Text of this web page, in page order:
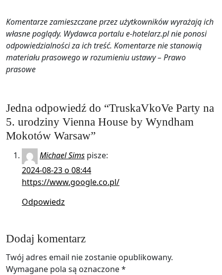
Komentarze zamieszczane przez użytkowników wyrażają ich
własne poglądy. Wydawca portalu e-hotelarz.pl nie ponosi
odpowiedzialności za ich treść. Komentarze nie stanowią
materiału prasowego w rozumieniu ustawy – Prawo
prasowe
Jedna odpowiedź do “TruskaVkoVe Party na
5. urodziny Vienna House by Wyndham
Mokotów Warsaw”
Michael Sims pisze:
2024-08-23 o 08:44
https://www.google.co.pl/
Odpowiedz
Dodaj komentarz
Twój adres email nie zostanie opublikowany.
Wymagane pola są oznaczone*